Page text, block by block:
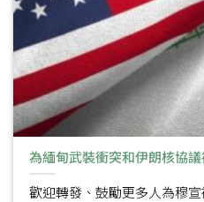
為緬甸武裝衝突和伊朗核協
歡迎轉發、鼓勵更多人為穆